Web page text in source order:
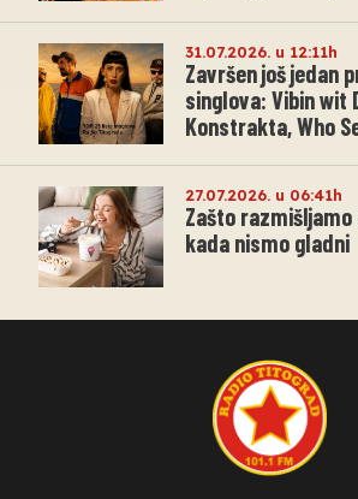
31.07.2026. u 12:11h
Završen još jedan
singlova: Vibin wit
Konstrakta, Who
27.07.2026. u 06:41h
Zašto razmišljamo
kada nismo gladni